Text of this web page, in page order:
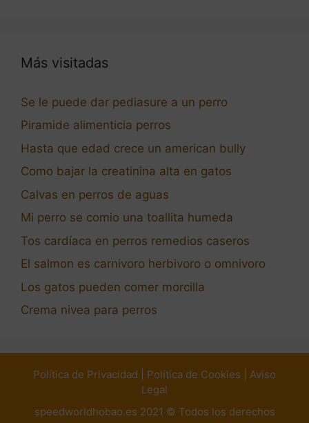
Más visitadas
Se le puede dar pediasure a un perro
Piramide alimenticia perros
Hasta que edad crece un american bully
Como bajar la creatinina alta en gatos
Calvas en perros de aguas
Mi perro se comio una toallita humeda
Tos cardíaca en perros remedios caseros
El salmon es carnivoro herbivoro o omnivoro
Los gatos pueden comer morcilla
Crema nivea para perros
Política de Privacidad Política de Cookies
Aviso
Legal
speedworldhobao.es 2021 © Todos los derechos